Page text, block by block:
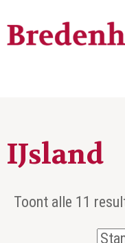
IJsland
Toont alle 11